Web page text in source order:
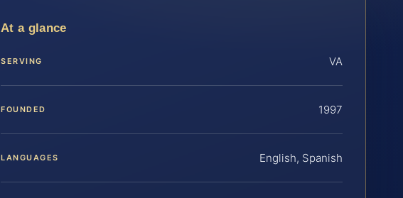
At a glance
SERVING VA
FOUNDED 1997
LANGUAGES English, Spanish